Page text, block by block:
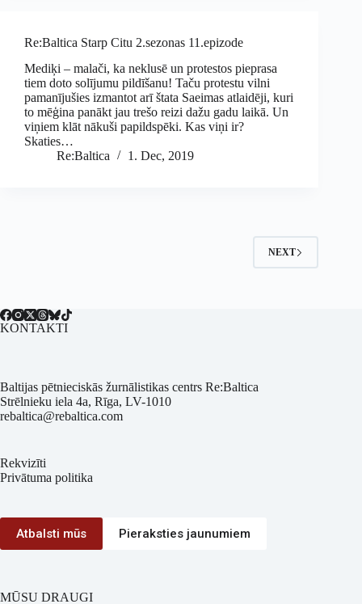
Re:Baltica Starp Citu 2.sezonas 11.epizode
Mediķi – malači, ka neklusē un protestos pieprasa
tiem doto solījumu pildīšanu! Taču protestu vilni
pamanījušies izmantot arī štata Saeimas atlaidēji, kuri
to mēģina panākt jau trešo reizi dažu gadu laikā. Un
viņiem klāt nākuši papildspēki. Kas viņi ir?
Skaties…
Re:Baltica
1. Dec, 2019
NEXT
KONTAKTI
Baltijas pētnieciskās žurnālistikas centrs Re:Baltica
Strēlnieku iela 4a, Rīga, LV-1010
rebaltica@rebaltica.com
Rekvizīti
Privātuma politika
Atbalsti mūs Pieraksties jaunumiem
MŪSU DRAUGI